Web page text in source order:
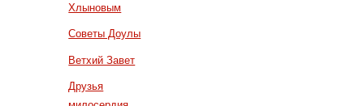
Хлыновым
Советы Доулы
Ветхий Завет
Друзья